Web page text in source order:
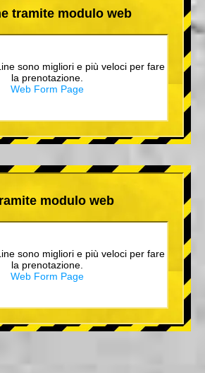
tramite modulo web
sono migliori e più veloci per fare
la prenotazione.
Web Form Page
modulo web
sono migliori e più veloci per fare
la prenotazione.
Web Form Page